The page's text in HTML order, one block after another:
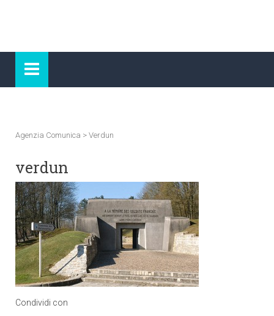
Agenzia Comunica > Verdun
verdun
Condividi con